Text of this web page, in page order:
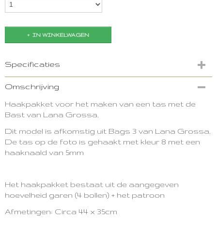
IN WINKELWAGEN
Specificaties
Omschrijving
Haakpakket voor het maken van een tas met de
Bast van Lana Grossa.
Dit model is afkomstig uit Bags 3 van Lana Grossa.
De tas op de foto is gehaakt met kleur 8 met een
haaknaald van 5mm
Het haakpakket bestaat uit de aangegeven
hoevelheid garen (4 bollen) + het patroon
Afmetingen: Circa 44 x 35cm